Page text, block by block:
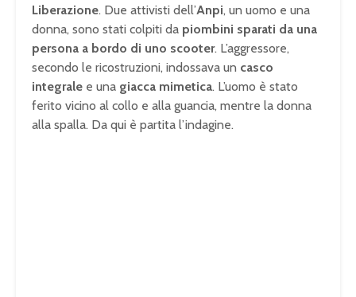
Liberazione. Due attivisti dell’Anpi, un uomo e una
donna, sono stati colpiti da piombini sparati da una
persona a bordo di uno scooter. L’aggressore,
secondo le ricostruzioni, indossava un casco
integrale e una giacca mimetica. L’uomo è stato
ferito vicino al collo e alla guancia, mentre la donna
alla spalla. Da qui è partita l’indagine.